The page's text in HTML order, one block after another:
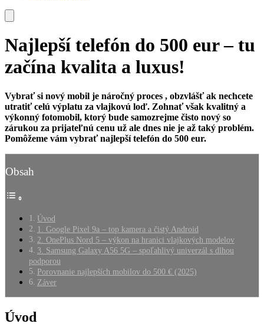
Najlepší telefón do 500 eur – tu
začína kvalita a luxus!
Vybrať si nový mobil je náročný proces , obzvlášť ak nechcete
utratiť celú výplatu za vlajkovú loď. Zohnať však kvalitný a
výkonný fotomobil, ktorý bude samozrejme čisto nový so
zárukou za prijateľnú cenu už ale dnes nie je až taký problém.
Pomôžeme vám vybrať najlepší telefón do 500 eur.
Obsah
Úvod
1. Google Pixel 9a – top kamera a čistý Android
2. OnePlus Nord 5 – výkon na hranici vlajkových modelov
3. Samsung Galaxy A56 5G – spoľahlivý univerzál s dlhou
podporou
Porovnanie najlepších mobilov do 500 € (2025)
Záver
Úvod